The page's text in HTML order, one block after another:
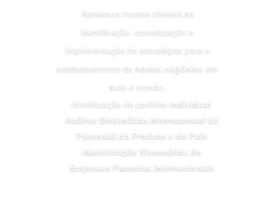
Apoiamos nossos clientes na
identificação, conceituação e
implementação de estratégias para o
estabelecimento de novos negócios em
todo o mundo.
Identificação de portfolio
individual
Análise Sistemática Internacional de
Potencial do Produto e do País
Identificação Sistemática de
Empresas Parceiras Internacionais